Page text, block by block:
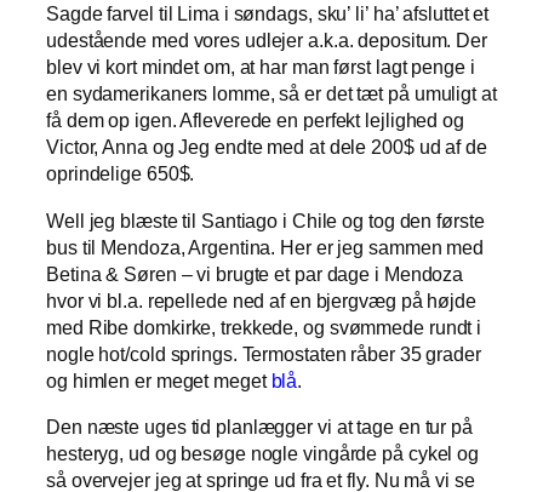
Sagde farvel til Lima i søndags, sku’ li’ ha’ afsluttet et
udestående med vores udlejer a.k.a. depositum. Der
blev vi kort mindet om, at har man først lagt penge i
en sydamerikaners lomme, så er det tæt på umuligt at
få dem op igen. Afleverede en perfekt lejlighed og
Victor, Anna og Jeg endte med at dele 200$ ud af de
oprindelige 650$.
Well jeg blæste til Santiago i Chile og tog den første
bus til Mendoza, Argentina. Her er jeg sammen med
Betina & Søren – vi brugte et par dage i Mendoza
hvor vi bl.a. repellede ned af en bjergvæg på højde
med Ribe domkirke, trekkede, og svømmede rundt i
nogle hot/cold springs. Termostaten råber 35 grader
og himlen er meget meget blå
Den næste uges tid planlægger vi at tage en tur på
hesteryg, ud og besøge nogle vingårde på cykel og
så overvejer jeg at springe ud fra et fly. Nu må vi se